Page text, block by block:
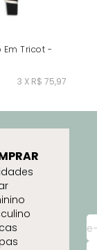
Tricot -
3 X R$ 75,97